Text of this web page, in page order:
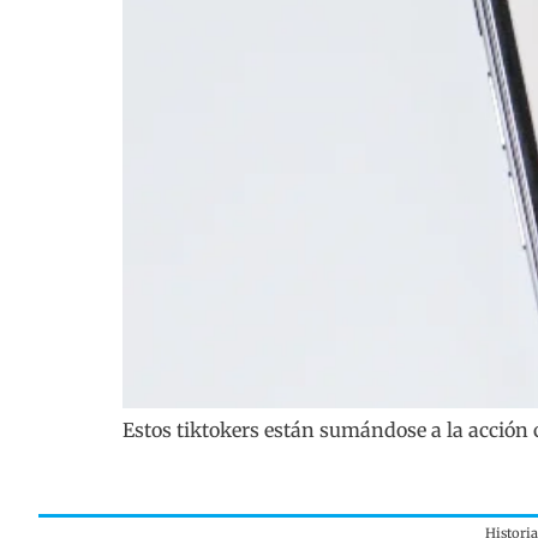
Estos tiktokers están sumándose a la acción